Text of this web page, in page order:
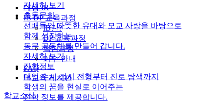
대성 IB
IB DP 교육과정
IB란?
DP 교육과정
핵심과정
이수 안내
FAQ
IB교육 게시판
학교소식
자세히 보기
총동문회
선배들의 따뜻한 유대와 모교 사랑을 바탕으로
함께 성장하는
동문 공동체를 만들어 갑니다.
자세히 보기
진학정보
대입 수시·정시 전형부터 진로 탐색까지
학생의 꿈을 현실로 이어주는
진학 정보를 제공합니다.